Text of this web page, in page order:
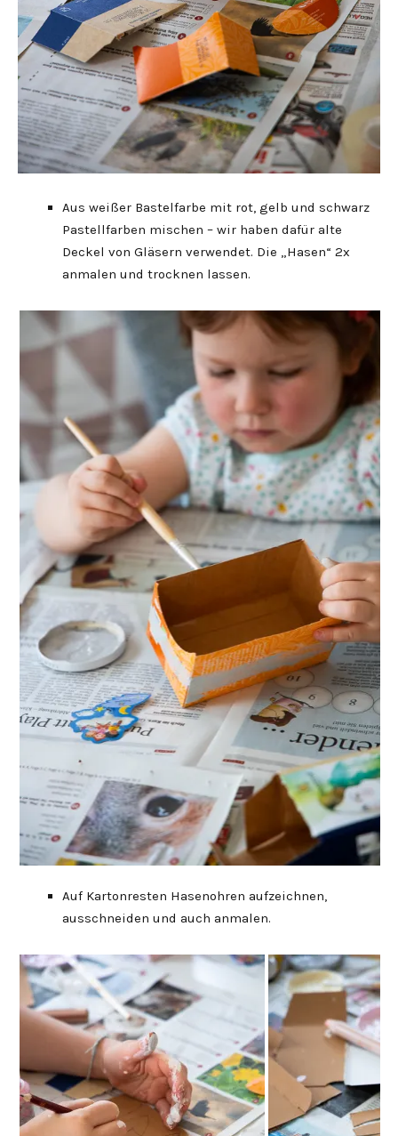
Aus weißer Bastelfarbe mit rot, gelb und schwarz
Pastellfarben mischen – wir haben dafür alte
Deckel von Gläsern verwendet. Die „Hasen“ 2x
anmalen und trocknen lassen.
Auf Kartonresten Hasenohren aufzeichnen,
ausschneiden und auch anmalen.